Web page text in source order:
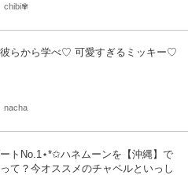
chibi✾
らから学べ♡ 可愛すぎるミッキー♡
nacha
トNo.1⋆*✩ハネムーンを【沖縄】で
て？今オススメのチャペルといっし